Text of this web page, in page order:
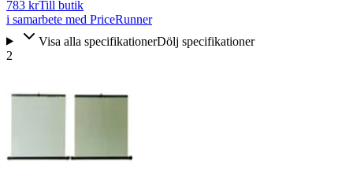
783 krTill butik
i samarbete med PriceRunner
Visa alla specifikationerDölj specifikationer
2